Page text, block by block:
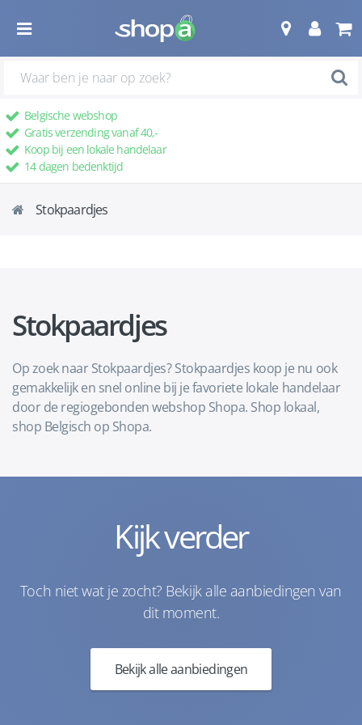
Belgische webshop
Gratis verzending vanaf 40,-
Koop bij een lokale handelaar
14 dagen bedenktijd
Stokpaardjes
Stokpaardjes
Op zoek naar Stokpaardjes? Stokpaardjes koop je nu ook
gemakkelijk en snel online bij je favoriete lokale handelaar
door de regiogebonden webshop Shopa. Shop lokaal,
shop Belgisch op Shopa.
Kijk verder
Toch niet wat je zocht? Bekijk alle aanbiedingen van
dit moment.
Bekijk alle aanbiedingen